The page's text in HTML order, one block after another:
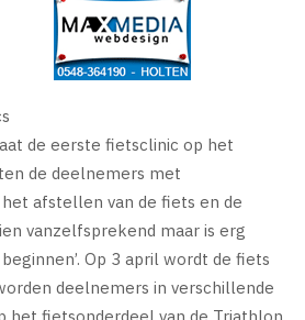
de eerste fietsclinic op het
de deelnemers met
afstellen van de fiets en de
vanzelfsprekend maar is erg
Op 3 april wordt de fiets
deelnemers in verschillende